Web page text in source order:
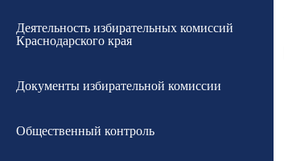
Деятельность избирательных комиссий
Краснодарского края
Документы избирательной комиссии
Общественный контроль